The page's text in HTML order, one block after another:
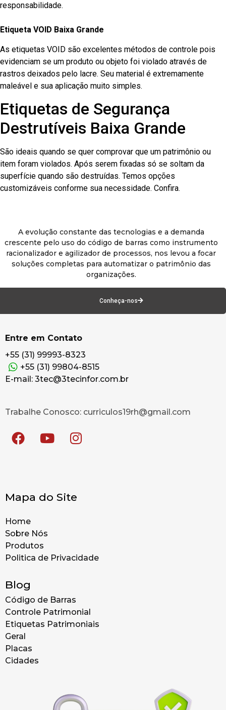
responsabilidade.
Etiqueta VOID Baixa Grande
As etiquetas VOID são excelentes métodos de controle pois
evidenciam se um produto ou objeto foi violado através de
rastros deixados pelo lacre. Seu material é extremamente
maleável e sua aplicação muito simples.
Etiquetas de Segurança
Destrutíveis Baixa Grande
São ideais quando se quer comprovar que um patrimônio ou
item foram violados. Após serem fixadas só se soltam da
superfície quando são destruídas. Temos opções
customizáveis conforme sua necessidade. Confira.
A evolução constante das tecnologias e a demanda
crescente pelo uso do código de barras como instrumento
racionalizador e agilizador de processos, nos levou a focar
soluções completas para automatizar o patrimônio das
organizações.
Conheça-nos
Entre em Contato
+55 (31) 99993-8323
+55 (31) 99804-8515
E-mail: 3tec@3tecinfor.com.br
Trabalhe Conosco: curriculos19rh@gmail.com
Mapa do Site
Home
Sobre Nós
Produtos
Politica de Privacidade
Blog
Código de Barras
Controle Patrimonial
Etiquetas Patrimoniais
Geral
Placas
Cidades